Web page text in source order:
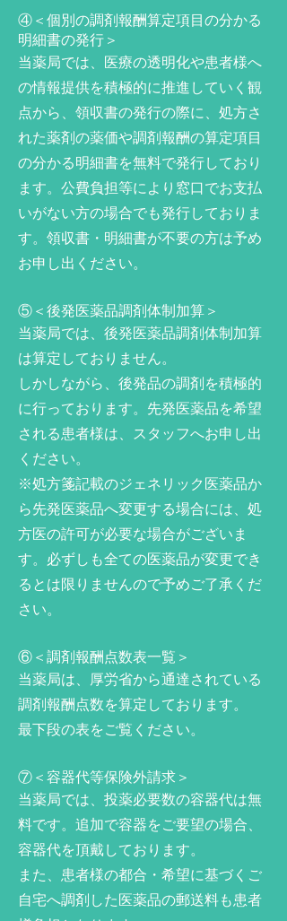
④＜個別の調剤報酬算定項目の分かる
明細書の発行＞
当薬局では、医療の透明化や患者様へ
の情報提供を積極的に推進していく観
点から、領収書の発行の際に、処方さ
れた薬剤の薬価や調剤報酬の算定項目
の分かる明細書を無料で発行しており
ます。公費負担等により窓口でお支払
いがない方の場合でも発行しておりま
す。領収書・明細書が不要の方は予め
お申し出ください。
⑤＜後発医薬品調剤体制加算＞
当薬局では、後発医薬品調剤体制加算
は算定しておりません。
しかしながら、後発品の調剤を積極的
に行っております。先発医薬品を希望
される患者様は、スタッフへお申し出
ください。
※処方箋記載のジェネリック医薬品か
ら先発医薬品へ変更する場合には、処
方医の許可が必要な場合がございま
す。必ずしも全ての医薬品が変更でき
るとは限りませんので予めご了承くだ
さい。
⑥＜調剤報酬点数表一覧＞
当薬局は、厚労省から通達されている
調剤報酬点数を算定しております。
最下段の表をご覧ください。
⑦＜容器代等保険外請求＞
当薬局では、投薬必要数の容器代は無
料です。追加で容器をご要望の場合、
容器代を頂戴しております。
また、患者様の都合・希望に基づくご
自宅へ調剤した医薬品の郵送料も患者